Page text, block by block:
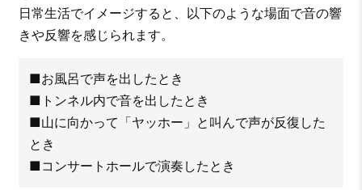
日常生活でイメージすると、以下のような場面で音の響
きや反響を感じられます。
■お風呂で声を出したとき
■トンネル内で音を出したとき
■山に向かって「ヤッホー」と叫んで声が反復した
とき
■コンサートホールで演奏したとき